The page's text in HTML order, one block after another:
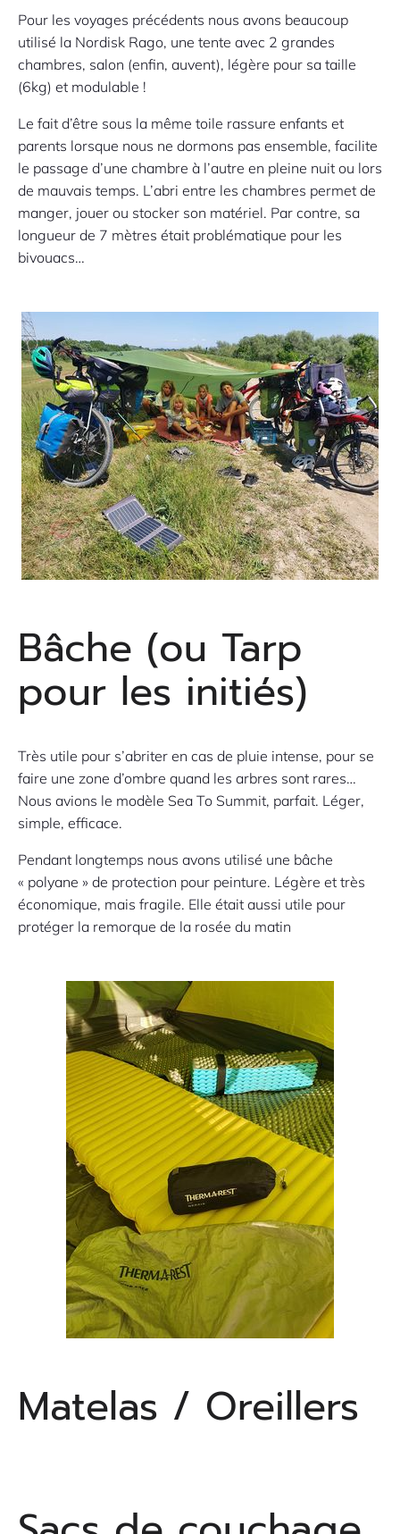
Pour les voyages précédents nous avons beaucoup
utilisé la Nordisk Rago, une tente avec 2 grandes
chambres, salon (enfin, auvent), légère pour sa taille
(6kg) et modulable !
Le fait d’être sous la même toile rassure enfants et
parents lorsque nous ne dormons pas ensemble, facilite
le passage d’une chambre à l’autre en pleine nuit ou lors
de mauvais temps. L’abri entre les chambres permet de
manger, jouer ou stocker son matériel. Par contre, sa
longueur de 7 mètres était problématique pour les
bivouacs…
Bâche (ou Tarp
pour les initiés)
Très utile pour s’abriter en cas de pluie intense, pour se
faire une zone d’ombre quand les arbres sont rares…
Nous avions le modèle Sea To Summit, parfait. Léger,
simple, efficace.
Pendant longtemps nous avons utilisé une bâche
« polyane » de protection pour peinture. Légère et très
économique, mais fragile. Elle était aussi utile pour
protéger la remorque de la rosée du matin
Matelas / Oreillers